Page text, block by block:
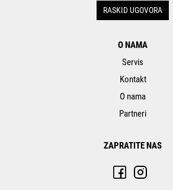
RASKID UGOVORA
O NAMA
Servis
Kontakt
O nama
Partneri
ZAPRATITE NAS